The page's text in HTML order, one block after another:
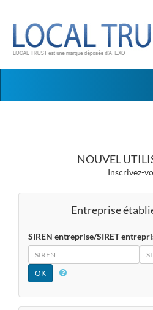
NOUVEL
Inscrivez-
Entreprise
SIREN entreprise/SIRET
SIREN
SIRET